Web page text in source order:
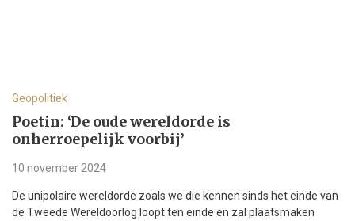
Geopolitiek
Poetin: ‘De oude wereldorde is
onherroepelijk voorbij’
10 november 2024
De unipolaire wereldorde zoals we die kennen sinds het einde van
de Tweede Wereldoorlog loopt ten einde en zal plaatsmaken